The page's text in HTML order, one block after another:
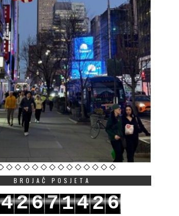
BROJAČ POSJETA
42671426